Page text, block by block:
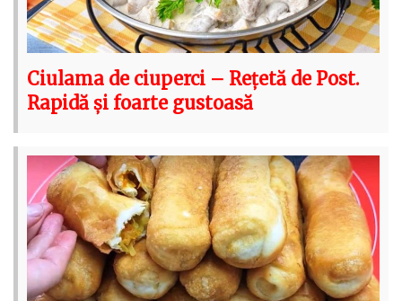
Ciulama de ciuperci – Rețetă de Post.
Rapidă și foarte gustoasă